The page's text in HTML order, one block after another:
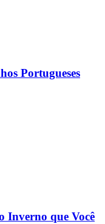
Portugueses
Inverno que Você